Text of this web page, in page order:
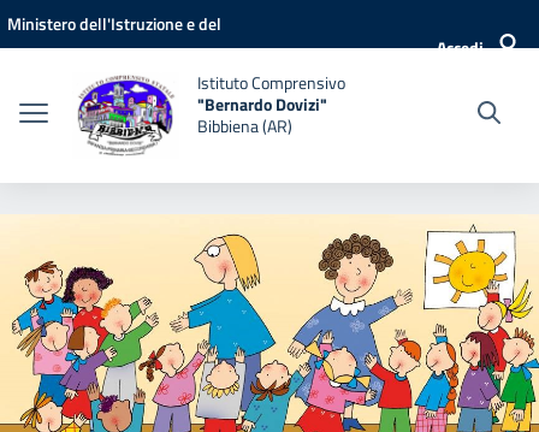
Vai ai contenuti
Vai al menu di navigazione
Vai al footer
Ministero dell'Istruzione e del
Accedi
Istituto Comprensivo
"Bernardo Dovizi"
Bibbiena (AR)